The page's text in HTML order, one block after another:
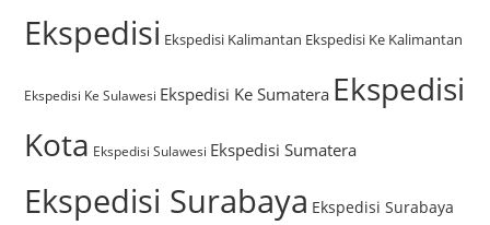
Ekspedisi Ekspedisi Kalimantan Ekspedisi Ke Kalimantan
Ekspedisi Ke Sulawesi Ekspedisi Ke Sumatera Ekspedisi
Kota Ekspedisi Sulawesi Ekspedisi Sumatera
Ekspedisi Surabaya Ekspedisi Surabaya